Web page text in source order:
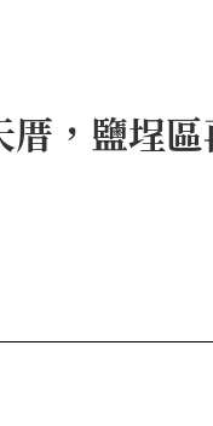
，鹽埕